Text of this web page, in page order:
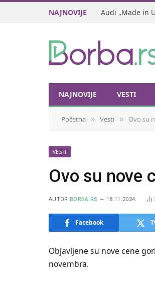
NAJNOVIJE Audi „Made in
NAJNOVIJE VESTI
Početna » Vesti » Ovo su
VESTI
Ovo su nove
AUTOR BORBA.RS 18.11.2024.
Facebook
Objavljene su nove cene
novembra.